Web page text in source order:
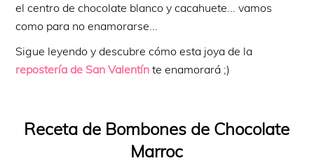
el centro de chocolate blanco y cacahuete... vamos
como para no enamorarse...
Sigue leyendo y descubre cómo esta joya de la
repostería de San Valentín te enamorará ;)
Receta de Bombones de Chocolate
Marroc